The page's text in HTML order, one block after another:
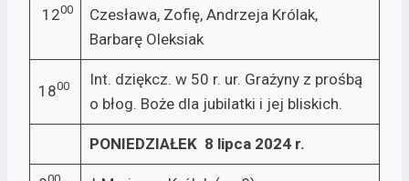
1200
Czesława, Zofię, Andrzeja Królak,
Barbarę Oleksiak
1800
Int. dziękcz. w 50 r. ur. Grażyny z prośbą
o błog. Boże dla jubilatki i jej bliskich.
PONIEDZIAŁEK 8 lipca 2024 r.